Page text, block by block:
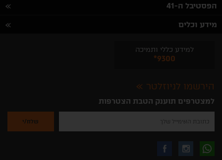
הפסטיבל ה-41
מידע וכלים
למידע כללי ותמיכה
*9300
הירשמו לניוזלטר
למצטרפים תוענק הטבת הצטרפות
להזין
שלך
להרשמה
לקבלת עקבו